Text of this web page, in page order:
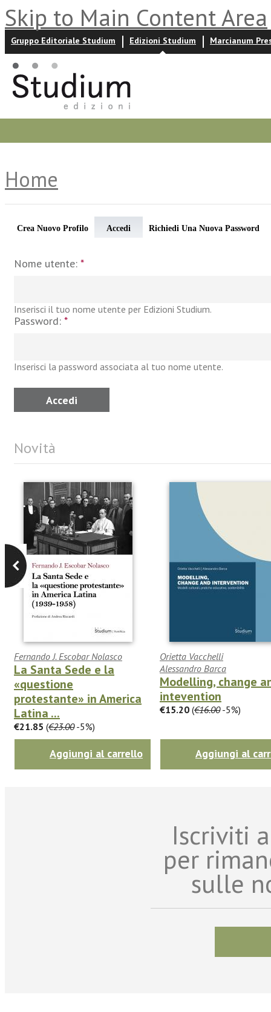
Skip to Main Content Area
Gruppo Editoriale Studium Edizioni Studium Marcianum
Home
Crea Nuovo Profilo Accedi Richiedi Una Nuova Password
Nome utente: *
Inserisci il tuo nome utente per Edizioni Studium.
Password: *
Inserisci la password associata al tuo nome utente.
Novità
Fernando J. Escobar Nolasco
La Santa Sede e la
«questione
protestante» in America
Latina ...
€21.85 (€23.00-5%)
Aggiungi al carrello
Orietta Vacchelli
Alessandro Barca
Modelling, change
intevention
€15.20 (€16.00-5%)
Aggiungi al
Iscriviti
per
sulle